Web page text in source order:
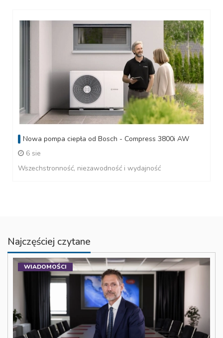
Nowa pompa ciepła od Bosch - Compress 3800i AW
6 sie
Wszechstronność, niezawodność i wydajność
Najczęściej czytane
WIADOMOŚCI